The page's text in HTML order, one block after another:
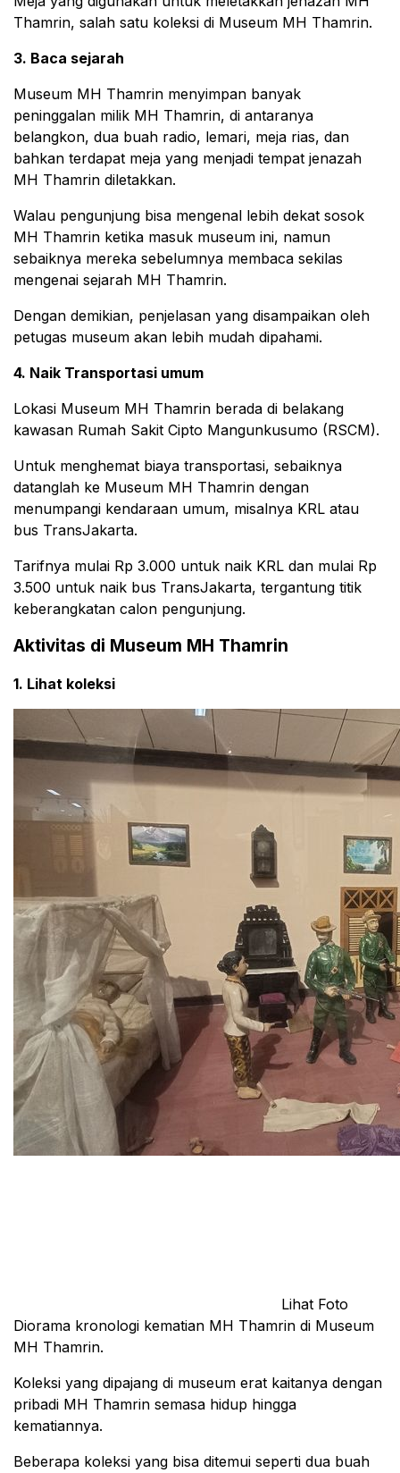
Thamrin, salah satu koleksi di Museum MH Thamrin.
3. Baca sejarah
Museum MH Thamrin menyimpan banyak
peninggalan milik MH Thamrin, di antaranya
belangkon, dua buah radio, lemari, meja rias, dan
bahkan terdapat meja yang menjadi tempat jenazah
MH Thamrin diletakkan.
Walau pengunjung bisa mengenal lebih dekat sosok
MH Thamrin ketika masuk museum ini, namun
sebaiknya mereka sebelumnya membaca sekilas
mengenai sejarah MH Thamrin.
Dengan demikian, penjelasan yang disampaikan oleh
petugas museum akan lebih mudah dipahami.
4. Naik Transportasi umum
Lokasi Museum MH Thamrin berada di belakang
kawasan Rumah Sakit Cipto Mangunkusumo (RSCM).
Untuk menghemat biaya transportasi, sebaiknya
datanglah ke Museum MH Thamrin dengan
menumpangi kendaraan umum, misalnya KRL atau
bus TransJakarta.
Tarifnya mulai Rp 3.000 untuk naik KRL dan mulai Rp
3.500 untuk naik bus TransJakarta, tergantung titik
keberangkatan calon pengunjung.
Aktivitas di Museum MH Thamrin
1. Lihat koleksi
Lihat Foto
Diorama kronologi kematian MH Thamrin di Museum
MH Thamrin.
Koleksi yang dipajang di museum erat kaitanya dengan
pribadi MH Thamrin semasa hidup hingga
kematiannya.
Beberapa koleksi yang bisa ditemui seperti dua buah